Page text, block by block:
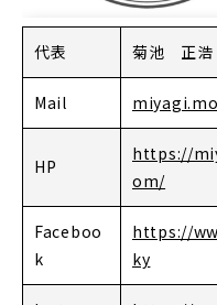
代表 菊池 正浩
Mail
HP
https://
om/
Faceboo
k
https://
ky